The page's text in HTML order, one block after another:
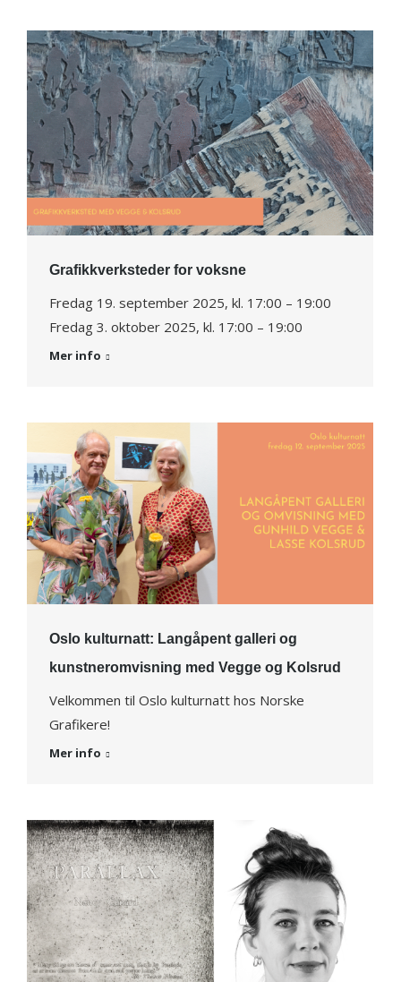
Grafikkverksteder for voksne
Fredag 19. september 2025, kl. 17:00 – 19:00
Fredag 3. oktober 2025, kl. 17:00 – 19:00
Mer info
Oslo kulturnatt: Langåpent galleri og
kunstneromvisning med Vegge og Kolsrud
Velkommen til Oslo kulturnatt hos Norske
Grafikere!
Mer info